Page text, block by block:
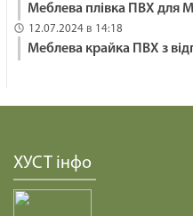
Час
Просвіщення
29.01.2025
Меблева плівка ПВХ для
12.07.2024 в 14:18
Меблева крайка ПВХ з
ХУСТ інфо